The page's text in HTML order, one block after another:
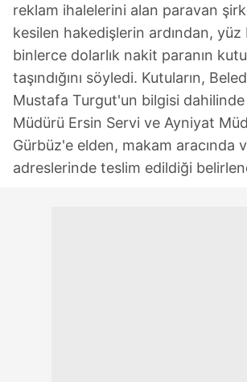
reklam ihalelerini alan paravan
kesilen hakedişlerin ardından,
binlerce dolarlık nakit paranın
taşındığını söyledi. Kutuların,
Mustafa Turgut'un bilgisi dahilinde
Müdürü Ersin Servi ve Ayniyat
Gürbüz'e elden, makam aracında
adreslerinde teslim edildiği